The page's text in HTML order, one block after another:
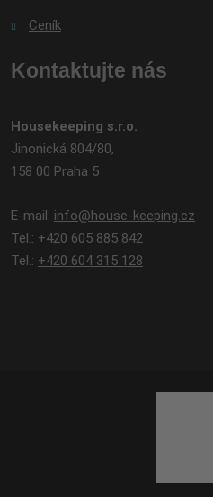
Ceník
Kontaktujte nás
Housekeeping s.r.o.
Jinonická 804/80,
158 00 Praha 5
E-mail: info@house-keeping.cz
Tel.: +420 605 885 842
Tel.: +420 604 315 128